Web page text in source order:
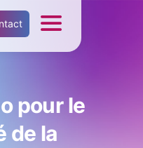
pour le
de la